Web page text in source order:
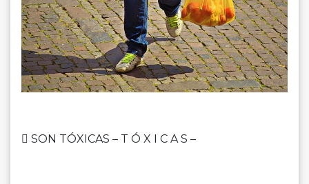
 SON TÓXICAS – T Ó X I C A S –